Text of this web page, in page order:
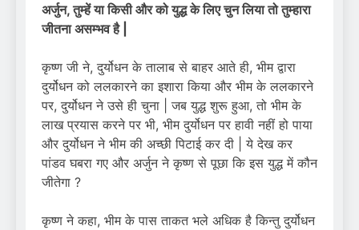
अर्जुन, तुम्हें या किसी और को युद्ध के लिए चुन लिया तो तुम्हारा
जीतना असम्भव है |
कृष्ण जी ने, दुर्योधन के तालाब से बाहर आते ही, भीम द्वारा
दुर्योधन को ललकारने का इशारा किया और भीम के ललकारने
पर, दुर्योधन ने उसे ही चुना | जब युद्ध शुरू हुआ, तो भीम के
लाख प्रयास करने पर भी, भीम दुर्योधन पर हावी नहीं हो पाया
और दुर्योधन ने भीम की अच्छी पिटाई कर दी | ये देख कर
पांडव घबरा गए और अर्जुन ने कृष्ण से पूछा कि इस युद्ध में कौन
जीतेगा ?
कृष्ण ने कहा, भीम के पास ताकत भले अधिक है किन्तु दुर्योधन